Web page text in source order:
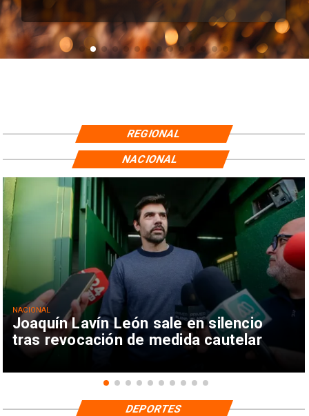
REGIONAL
Joaquín Lavín León sale en silencio
tras revocación de medida cautelar
NACIONAL
NACIONAL
DEPORTES